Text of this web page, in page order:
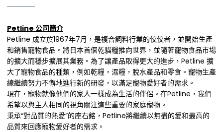
Petline 公司簡介
Petline 成立於1967年7月，是複合飼料行業的佼佼者，並開始生產
和銷售寵物食品。將日本首個乾貓糧推向世界，並隨著寵物食品市場
的擴大而穩步擴展其業務。為了讓產品取得更大的進步，Petline 擴
大了寵物食品的種類，例如乾糧，濕糧，脫水產品和零食。寵物生產
線繼續努力不懈地進行新的研發，以滿足寵物愛好者的需求。
現在，寵物就像他們的家人一樣成為生活的伴侶。在Petline，我們
希望以與主人相同的視角關注這些重要的家庭寵物。
秉承“對品質的熱愛”的座右銘，Petline將繼續以無盡的愛和最高的
品質來回應寵物愛好者的需求。